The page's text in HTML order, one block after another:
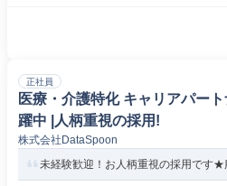
正社員
医療・介護特化 キャリアパー
躍中 |人柄重視の採用!
株式会社DataSpoon
未経験歓迎！お人柄重視の採用です★